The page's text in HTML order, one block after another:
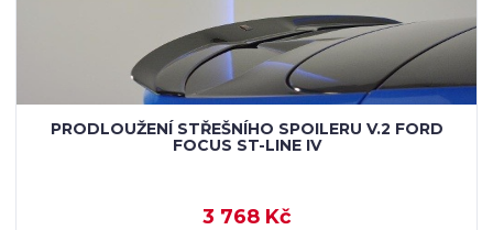
PRODLOUŽENÍ STŘEŠNÍHO SPOILERU V.2 FORD
FOCUS ST-LINE IV
3 768 Kč